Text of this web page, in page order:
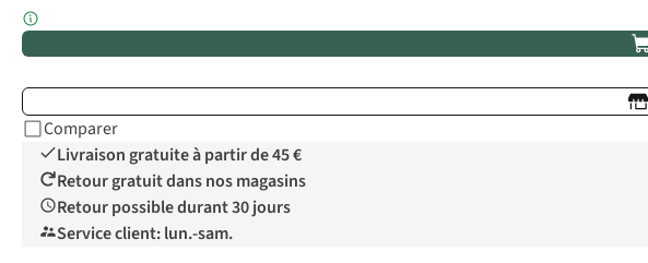
Comparer
Livraison gratuite à partir de 45 €
Retour gratuit dans nos magasins
Retour possible durant 30 jours
Service client: lun.-sam.